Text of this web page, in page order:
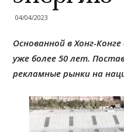
04/04/2023
Основанной в Хонг-
уже более 50 лет.
рекламные рынки на